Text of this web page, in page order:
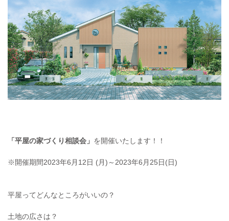
「平屋の家づくり相談会」 を開催いたします！！
※開催期間2023年6月12日 (月)～2023年6月25日(日)
平屋ってどんなところがいいの？
土地の広さは？